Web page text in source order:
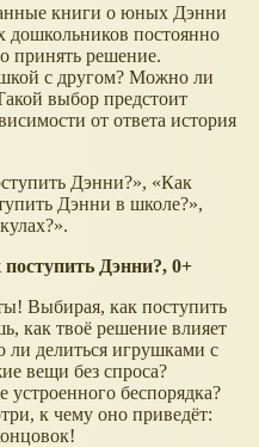
книги о юных Дэнни
постоянно
принять решение.
с другом? Можно ли
выбор предстоит
от ответа история
Дэнни? ,
Как
Дэнни в школе? ,
.
Дэнни?, 0+
Выбирая, как поступить
как твоё решение влияет
делиться игрушками с
вещи без спроса?
устроенного беспорядка?
к чему оно приведёт: